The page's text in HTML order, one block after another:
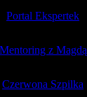
Portal Ekspertek
Mentoring z Magdą
Czerwona Szpilka